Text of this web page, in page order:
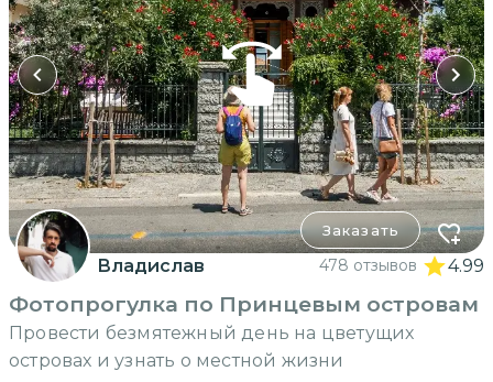
Заказать
Владислав 478 отзывов 4.99
Фотопрогулка по Принцевым островам
Провести безмятежный день на цветущих
островах и узнать о местной жизни